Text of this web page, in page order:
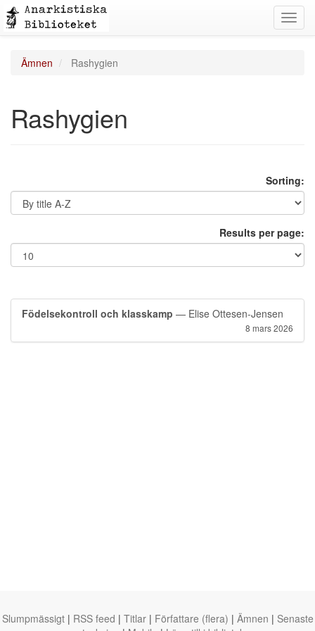
Ämnen Rashygien
Rashygien
Sorting:
Results per page:
Födelsekontroll och klasskamp — Elise Ottesen-Jensen
8 mars 2026
Slumpmässigt | RSS feed | Titlar | Författare (flera) | Ämnen | Senaste